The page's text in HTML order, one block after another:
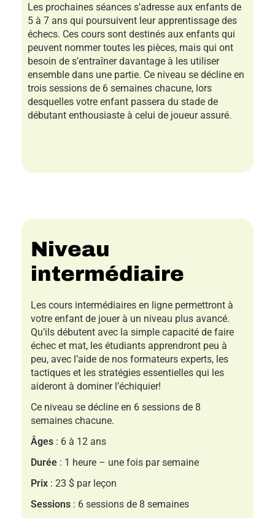
Les prochaines séances s’adresse aux enfants de
5 à 7 ans qui poursuivent leur apprentissage des
échecs. Ces cours sont destinés aux enfants qui
peuvent nommer toutes les pièces, mais qui ont
besoin de s’entraîner davantage à les utiliser
ensemble dans une partie. Ce niveau se décline en
trois sessions de 6 semaines chacune, lors
desquelles votre enfant passera du stade de
débutant enthousiaste à celui de joueur assuré.
Niveau
intermédiaire
Les cours intermédiaires en ligne permettront à
votre enfant de jouer à un niveau plus avancé.
Qu’ils débutent avec la simple capacité de faire
échec et mat, les étudiants apprendront peu à
peu, avec l’aide de nos formateurs experts, les
tactiques et les stratégies essentielles qui les
aideront à dominer l’échiquier!
Ce niveau se décline en 6 sessions de 8
semaines chacune.
Âges : 6 à 12 ans
Durée : 1 heure – une fois par semaine
Prix : 23 $ par leçon
Sessions : 6 sessions de 8 semaines